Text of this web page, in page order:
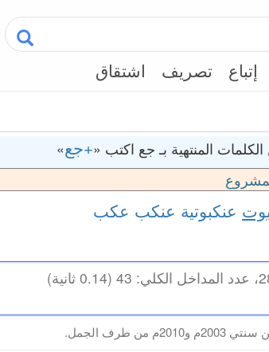
إتباع تصريف اشتقاق
المنتهية بـ جع اكتب «+جع»
عنكبوتية عنكب عكب
من طرف الجمل.